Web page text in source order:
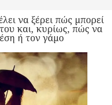
να ξέρει πώς μπορεί
του και, κυρίως, πώς να
ή τον γάμο